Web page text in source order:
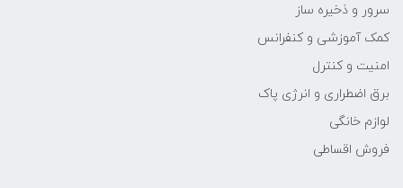
سرور و ذخیره ساز
کمک آموزشی و کنفرانس
امنیت و کنترل
برق اضطراری و انرژی پاک
لوازم خانگی
فروش اقساطی